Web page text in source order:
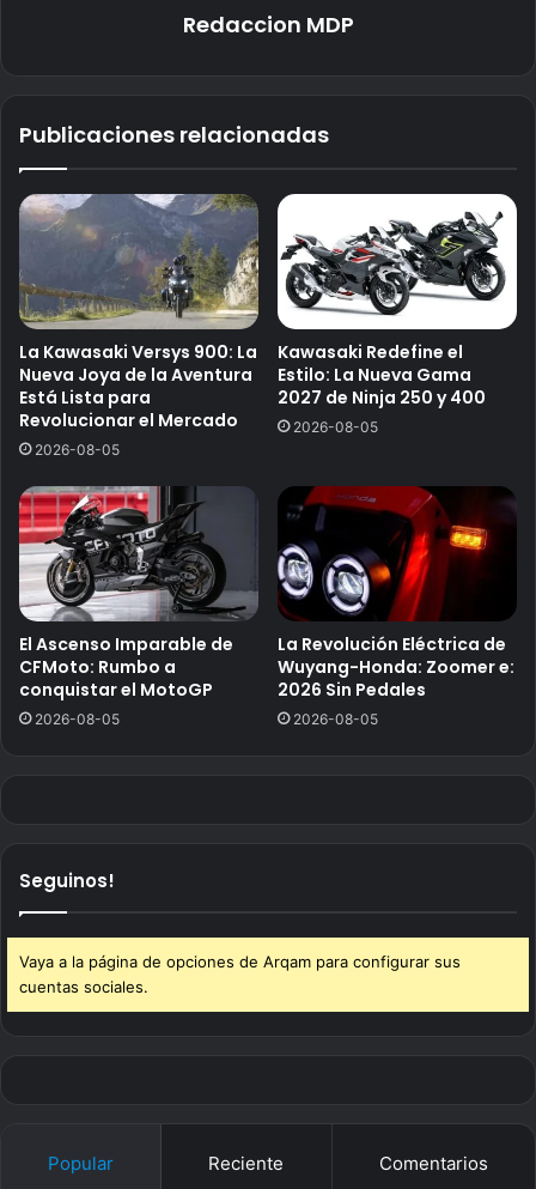
Redaccion MDP
Publicaciones relacionadas
La Kawasaki Versys 900: La
Nueva Joya de la Aventura
Está Lista para
Revolucionar el Mercado
2026-08-05
Kawasaki Redefine el
Estilo: La Nueva Gama
2027 de Ninja 250 y 400
2026-08-05
El Ascenso Imparable de
CFMoto: Rumbo a
conquistar el MotoGP
2026-08-05
La Revolución Eléctrica de
Wuyang-Honda: Zoomer e:
2026 Sin Pedales
2026-08-05
Seguinos!
Vaya a la página de opciones de Arqam para configurar sus
cuentas sociales.
Popular Reciente Comentarios